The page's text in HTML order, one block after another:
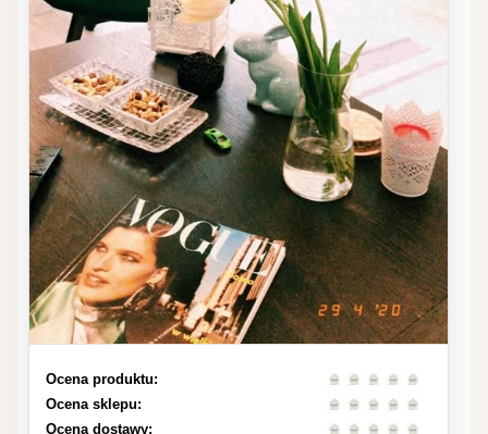
Ocena produktu:
Ocena sklepu:
Ocena dostawy: